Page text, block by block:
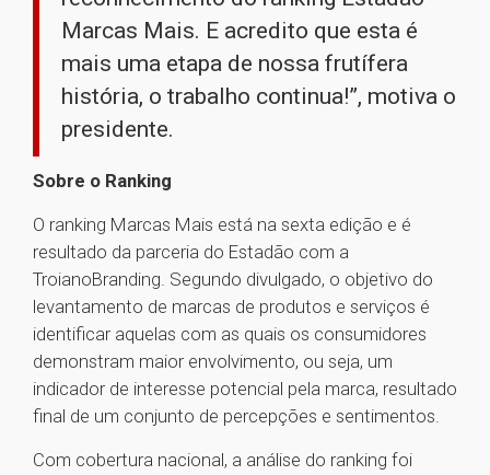
Marcas Mais. E acredito que esta é
mais uma etapa de nossa frutífera
história, o trabalho continua!”, motiva o
presidente.
Sobre o Ranking
O ranking Marcas Mais está na sexta edição e é
resultado da parceria do Estadão com a
TroianoBranding. Segundo divulgado, o objetivo do
levantamento de marcas de produtos e serviços é
identificar aquelas com as quais os consumidores
demonstram maior envolvimento, ou seja, um
indicador de interesse potencial pela marca, resultado
final de um conjunto de percepções e sentimentos.
Com cobertura nacional, a análise do ranking foi